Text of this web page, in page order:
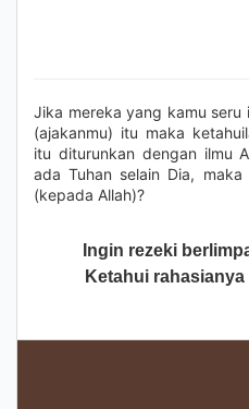
Jika mereka yang kamu seru
(ajakanmu) itu maka
itu diturunkan dengan ilmu
ada Tuhan selain Dia,
(kepada Allah)?
Ingin rezeki
Ketahui